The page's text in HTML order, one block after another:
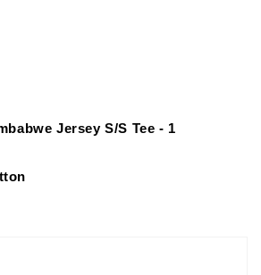
Jersey S/S Tee - 1